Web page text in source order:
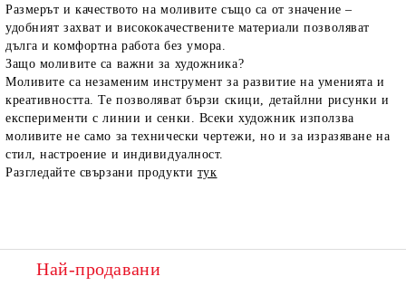
Размерът и качеството на моливите също са от значение –
удобният захват и висококачествените материали позволяват
дълга и комфортна работа без умора.
Защо моливите са важни за художника?
Моливите са незаменим инструмент за развитие на уменията и
креативността. Те позволяват бързи скици, детайлни рисунки и
експерименти с линии и сенки. Всеки художник използва
моливите не само за технически чертежи, но и за изразяване на
стил, настроение и индивидуалност.
Разгледайте свързани продукти тук
Най-продавани